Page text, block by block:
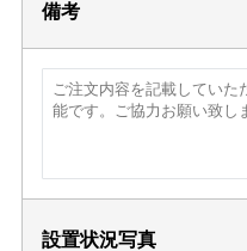
備考
設置状況写真